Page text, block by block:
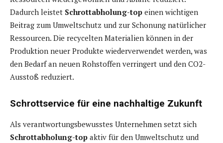
Dadurch leistet Schrottabholung-top einen wichtigen
Beitrag zum Umweltschutz und zur Schonung natürlicher
Ressourcen. Die recycelten Materialien können in der
Produktion neuer Produkte wiederverwendet werden, was
den Bedarf an neuen Rohstoffen verringert und den CO2-
Ausstoß reduziert.
Schrottservice für eine nachhaltige Zukunft
Als verantwortungsbewusstes Unternehmen setzt sich
Schrottabholung-top aktiv für den Umweltschutz und